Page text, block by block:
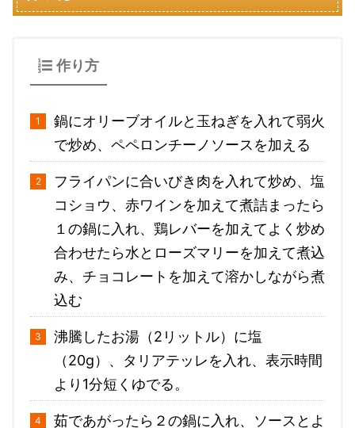
作り方
鍋にオリーブオイルと玉ねぎを入れて弱火
で炒め、ペペロンチーノソースを加える
フライパンに合いびき肉を入れて炒め、塩
コショウ、赤ワインを加えて煮詰まったら
１の鍋に入れ、鶏レバーを加えてよく炒め
合わせたら水とローズマリーを加えて煮込
み、チョコレートを加えて溶かしながら煮
込む
沸騰したお湯（2リットル）に塩
（20g）、タリアテッレを入れ、表示時間
より1分短くゆでる。
茹であがったら２の鍋に入れ、ソースとよ